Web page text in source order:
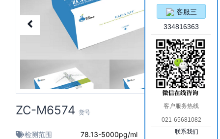
ZC-M6574 货号
检测范围
78.13-5000pg/ml
客服三
334816363
客户服务热线
021-65681082
联系我们